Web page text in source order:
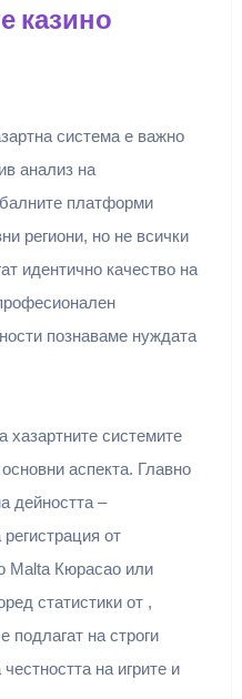
казино
система е важно
анализ на
платформи
региони, но не всички
идентично качество на
познаваме нуждата
хазартните системите
аспекта. Главно
дейността –
от
Malta Кюрасао или
статистики от ,
подлагат на строги
на игрите и